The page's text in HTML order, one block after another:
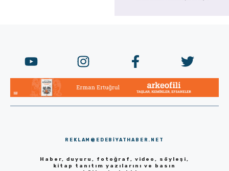
REKLAM@EDEBIYATHABER.NET
Haber, duyuru, fotoğraf, video, söyleşi,
kitap tanıtım yazılarını ve basın